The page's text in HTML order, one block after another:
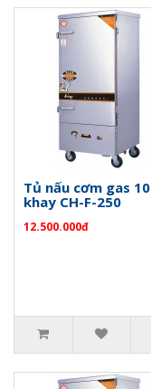
Tủ nấu cơm gas 10
khay CH-F-250
12.500.000đ